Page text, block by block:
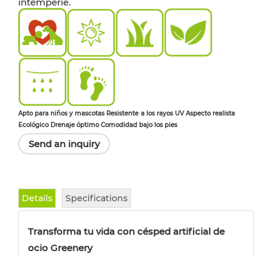
Apto para niños y mascotas Resistente a los rayos UV Aspecto realista
Ecológico Drenaje óptimo Comodidad bajo los pies
Send an inquiry
Details Specifications
Transforma tu vida con césped artificial de
ocio Greenery